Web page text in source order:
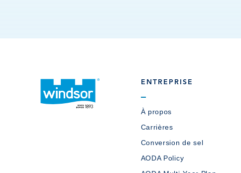
ENTREPRISE
À propos
Carrières
Conversion de sel
AODA Policy